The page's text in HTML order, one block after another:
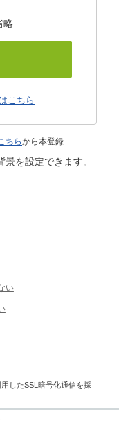
略
こちら
ちらから本登録
を設定できます。
い
したSSL暗号化通信を採